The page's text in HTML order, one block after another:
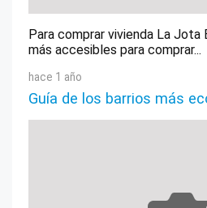
Villanueva de Córdoba
Villanueva del Rey
Villaralto
Para comprar vivienda La Jota
más accesibles para comprar...
hace 1 año
Guía de los barrios más